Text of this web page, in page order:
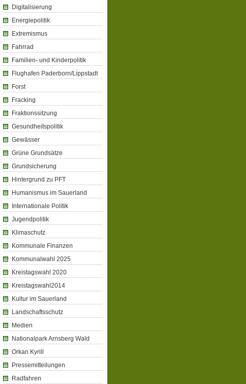
Digitalisierung
Energiepolitik
Extremismus
Fahrrad
Familien- und Kinderpolitik
Flughafen Paderborn/Lippstadt
Forst
Fracking
Fraktionssitzung
Gesundheitspolitik
Gewässer
Grüne Grundsätze
Grundsicherung
Hintergrund zu PFT
Humanismus im Sauerland
Internationale Politik
Jugendpolitik
Klimaschutz
Kommunale Finanzen
Kommunalwahl 2025
Kreistagswahl 2020
Kreistagswahl2014
Kultur im Sauerland
Landschaftsschutz
Medien
Nationalpark Arnsberg Wald
Orkan Kyrill
Pressemitteilungen
Radfahren